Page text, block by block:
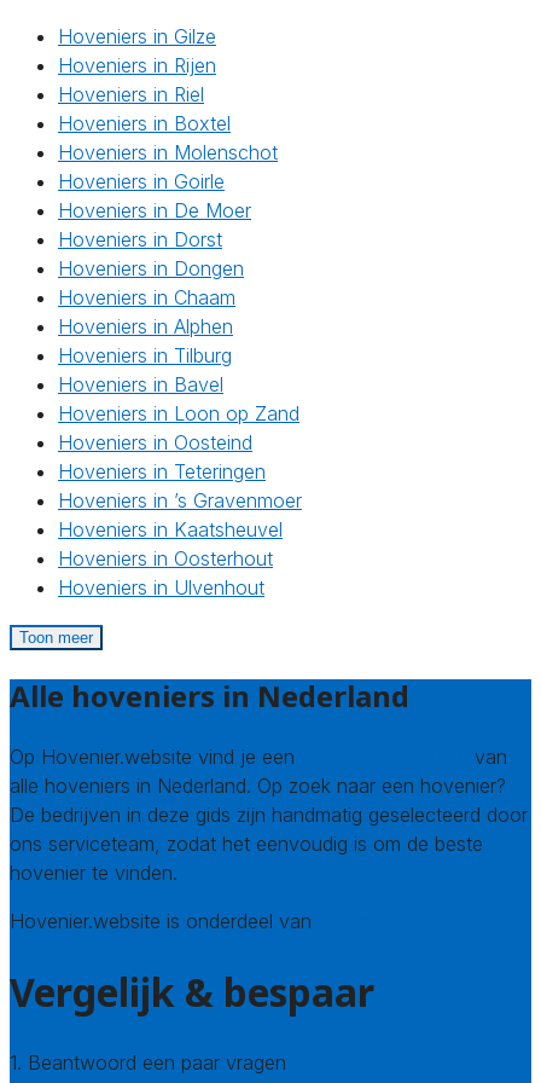
Hoveniers in Gilze
Hoveniers in Rijen
Hoveniers in Riel
Hoveniers in Boxtel
Hoveniers in Molenschot
Hoveniers in Goirle
Hoveniers in De Moer
Hoveniers in Dorst
Hoveniers in Dongen
Hoveniers in Chaam
Hoveniers in Alphen
Hoveniers in Tilburg
Hoveniers in Bavel
Hoveniers in Loon op Zand
Hoveniers in Oosteind
Hoveniers in Teteringen
Hoveniers in ’s Gravenmoer
Hoveniers in Kaatsheuvel
Hoveniers in Oosterhout
Hoveniers in Ulvenhout
Toon meer
Alle hoveniers in Nederland
Op Hovenier.website vind je een
van
alle hoveniers in Nederland. Op zoek naar een hovenier?
De bedrijven in deze gids zijn handmatig geselecteerd door
ons serviceteam, zodat het eenvoudig is om de beste
hovenier te vinden.
Hovenier.website is onderdeel van
Vergelijk & bespaar
1. Beantwoord een paar vragen